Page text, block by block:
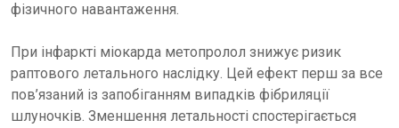
фізичного навантаження.
При інфаркті міокарда метопролол знижує ризик
раптового летального наслідку. Цей ефект перш за все
пов’язаний із запобіганням випадків фібриляції
шлуночків. Зменшення летальності спостерігається